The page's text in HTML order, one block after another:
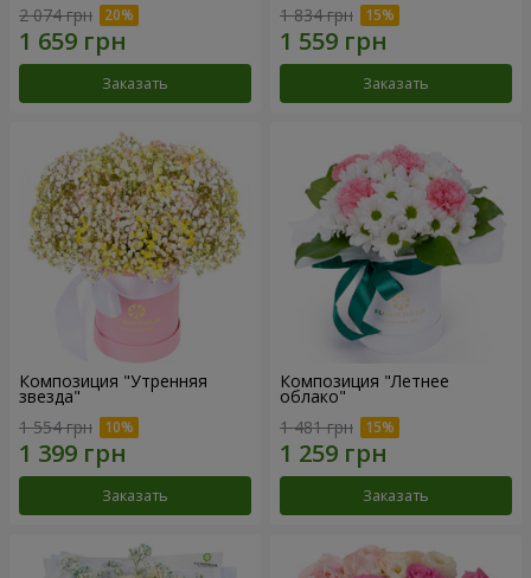
2 074 грн
Заказать
1 834 грн
Заказать
Композиция "Утренняя
звезда"
1 554 грн
Заказать
Композиция "Летнее
облако"
1 481 грн
Заказать